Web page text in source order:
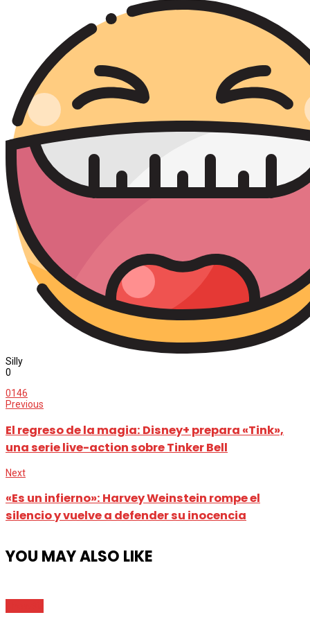
Silly
0
0146
Previous
El regreso de la magia: Disney+ prepara «Tink»,
una serie live-action sobre Tinker Bell
Next
«Es un infierno»: Harvey Weinstein rompe el
silencio y vuelve a defender su inocencia
YOU MAY ALSO LIKE